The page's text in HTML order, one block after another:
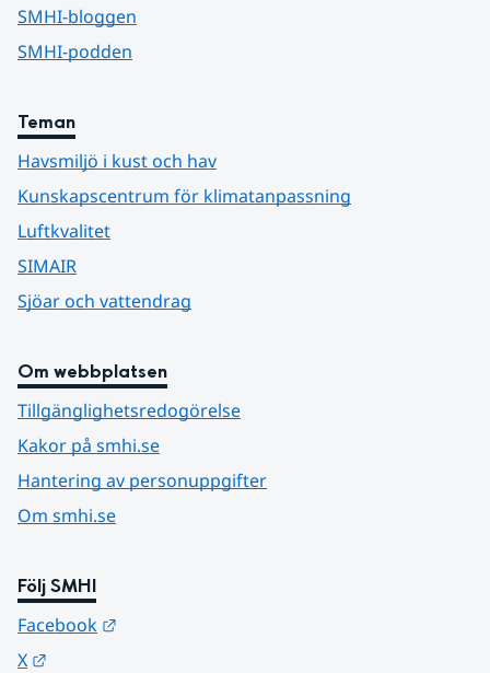
SMHI-bloggen
SMHI-podden
Teman
Havsmiljö i kust och hav
Kunskapscentrum för klimatanpassning
Luftkvalitet
SIMAIR
Sjöar och vattendrag
Om webbplatsen
Tillgänglighetsredogörelse
Kakor på smhi.se
Hantering av personuppgifter
Om smhi.se
Följ SMHI
Facebook
X